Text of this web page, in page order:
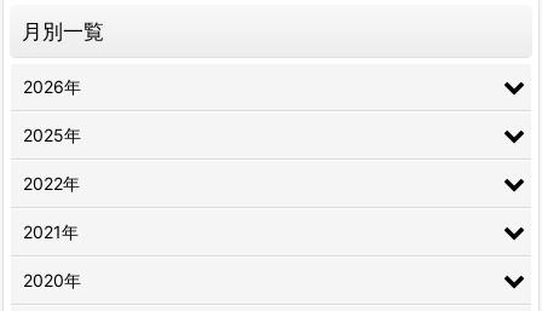
月別一覧
2026年
2025年
2022年
2021年
2020年